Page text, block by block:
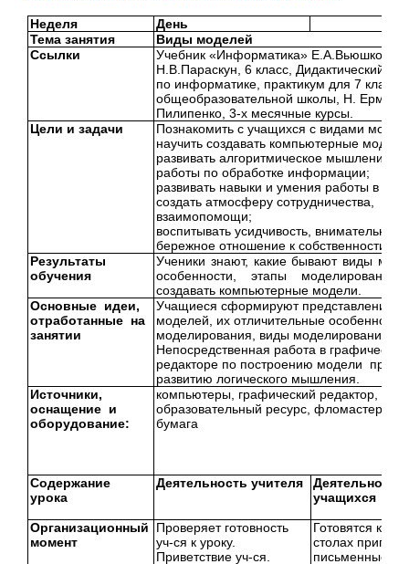
Неделя
День
Тема занятия
Виды моделей
Ссылки
Учебник «Информатика» Е.А.Вьюшкова,
Н.В.Параскун, 6 класс, Дидактический
по информатике, практикум для 7 класса
общеобразовательной школы, Н.
Пилипенко, 3-х месячные курсы.
Цели и задачи
Познакомить с учащихся с видами
научить создавать компьютерные
развивать алгоритмическое мышление,
работы по обработке информации;
развивать навыки и умения работы в
создать атмосферу сотрудничества,
взаимопомощи;
воспитывать усидчивость,
бережное отношение к собственности.
Результаты
обучения
Ученики знают, какие бывают виды
особенности, этапы
создавать компьютерные модели.
Основные идеи,
отработанные на
занятии
Учащиеся сформируют представление о
моделей, их отличительные
моделирования, виды моделирования;
Непосредственная работа в графическом
редакторе по построению модели
развитию логического мышления.
Источники,
оснащение и
оборудование:
компьютеры, графический редактор,
образовательный ресурс, фломастеры,
бумага
Содержание
урока
Деятельность учителя
Деятельность
учащихся
Организационный
момент
Проверяет готовность
уч-ся к уроку.
Приветствие уч-ся.
Готовятся к
столах
письменные